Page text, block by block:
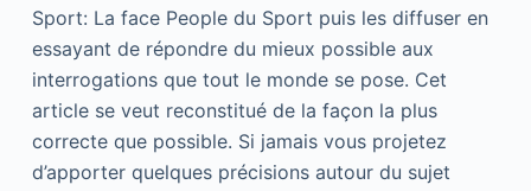
Sport: La face People du Sport puis les diffuser en
essayant de répondre du mieux possible aux
interrogations que tout le monde se pose. Cet
article se veut reconstitué de la façon la plus
correcte que possible. Si jamais vous projetez
d’apporter quelques précisions autour du sujet